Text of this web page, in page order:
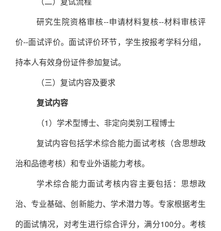
研究生院资格审核--申请材料复核--材料审核评
价--面试评价。面试评价环节，学生按报考学科分组，
持本人有效身份证件参加复试。
（三）复试内容及要求
复试内容
（1）学术型博士、非定向类别工程博士
复试内容包括学术综合能力面试考核（含思想政
治和品德考核）和专业外语能力考核。
学术综合能力面试考核内容主要包括：思想政
治、专业基础、创新能力、学术潜力等。专家根据考生
的面试情况，对考生进行综合评分，满分100分。考核